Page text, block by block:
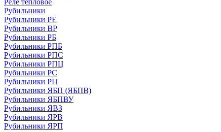
Реле тепловое
Рубильники
Рубильники РЕ
Рубильники ВР
Рубильники РБ
Рубильники РПБ
Рубильники РПС
Рубильники РПЦ
Рубильники РС
Рубильники РЦ
Рубильники ЯБП (ЯБПВ)
Рубильники ЯБПВУ
Рубильники ЯВЗ
Рубильники ЯРВ
Рубильники ЯРП